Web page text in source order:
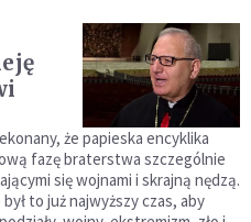
że papieska encyklika
fazę braterstwa szczególnie
się wojnami i skrajną nędzą.
to już najwyższy czas, aby